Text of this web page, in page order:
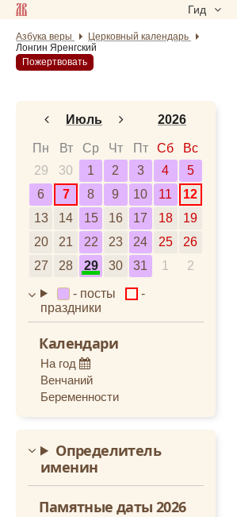
Гид
Азбука веры
Церковный календарь
Лонгин Яренгский
Пожертвовать
Январь
Февраль
Март
Апрель
Май
Июнь
Июль
Август
Сентябрь
Октябрь
Ноябрь
Июль
2024
2025
2026
2027
2028
2026
Пн Вт Ср Чт Пт Сб
Вс
29
30 1 2 3 4
5
6
7 8 9 10 11
12
13
14 15 16 17 18
19
20
21 22 23 24 25
26
27
28 29 30 31 1 2
- посты
-
праздники
Календари
На год
Венчаний
Беременности
Определитель
именин
Памятные даты 2026